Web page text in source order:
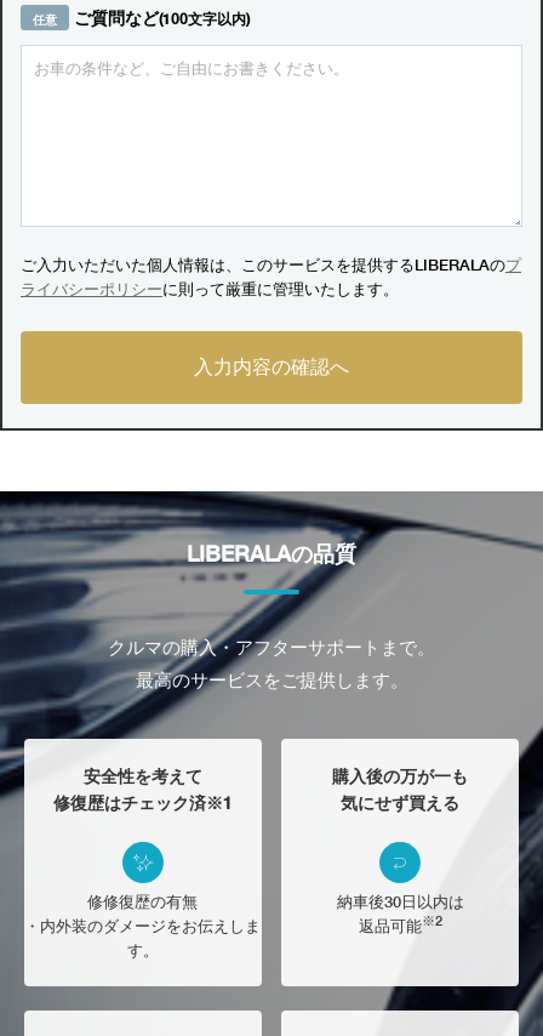
ご質問など(100文字以内)
ご入力いただいた個人情報は、このサービスを提供するLIBERALAのプ
ライバシーポリシーに則って厳重に管理いたします。
入力内容の確認へ
LIBERALAの品質
クルマの購入・アフターサポートまで。
最高のサービスをご提供します。
安全性を考えて
修復歴はチェック済※1
修修復歴の有無
・内外装のダメージをお伝えしま
す。
購入後の万が一も
気にせず買える
納車後30日以内は
返品可能※2